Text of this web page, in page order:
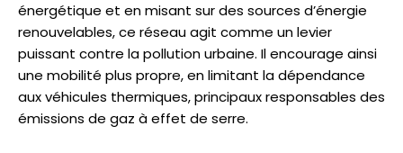
énergétique et en misant sur des sources d’énergie
renouvelables, ce réseau agit comme un levier
puissant contre la pollution urbaine. Il encourage ainsi
une mobilité plus propre, en limitant la dépendance
aux véhicules thermiques, principaux responsables des
émissions de gaz à effet de serre.